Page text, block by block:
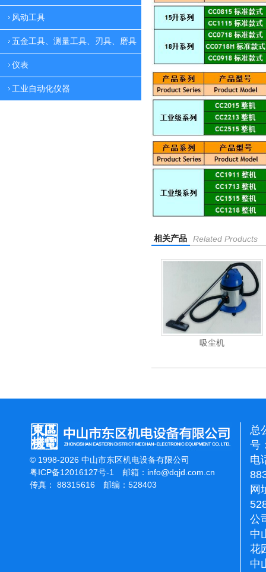
风动工具
五金工具、测量工具、刃具、磨具
仪表
工业自动化仪器
相关产品 Related Products
吸尘机
© 1998-2026 中山市东区机电设备有限公司
粤ICP备12016127号-1
邮箱： info@dqjd.com.cn
传真： 88315616 邮编：528403
总
号
电
网
公
中
花
中